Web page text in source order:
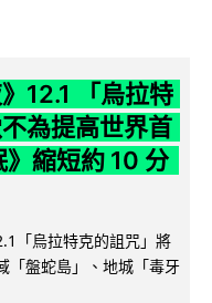
12.1 「烏拉特
為提高世界首
縮短約 10 分
「烏拉特克的詛咒」將
「盤蛇島」、地城「毒牙